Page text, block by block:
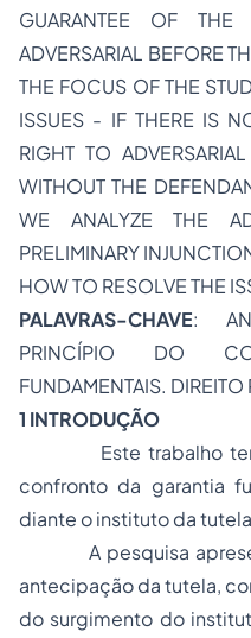
GUARANTEE OF THE
ADVERSARIAL BEFORE
THE FOCUS OF THE
ISSUES - IF THERE IS
RIGHT TO
WITHOUT THE
WE ANALYZE THE
PRELIMINARY
HOW TO RESOLVE THE
PALAVRAS-CHAVE:
PRINCÍPIO DO
FUNDAMENTAIS.
1 INTRODUÇÃO
Este trabalho tem
confronto da garantia
diante o instituto da
A pesquisa
antecipação da tutela,
do surgimento do